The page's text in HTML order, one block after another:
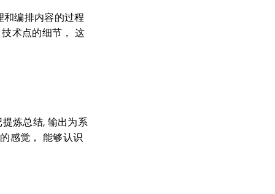
和编排内容的过程
术点的细节， 这
炼总结, 输出为系
感觉， 能够认识